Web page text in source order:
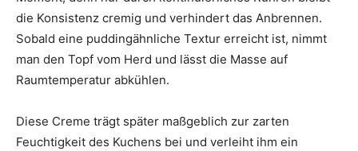
die Konsistenz cremig und verhindert das Anbrennen.
Sobald eine puddingähnliche Textur erreicht ist, nimmt
man den Topf vom Herd und lässt die Masse auf
Raumtemperatur abkühlen.
Diese Creme trägt später maßgeblich zur zarten
Feuchtigkeit des Kuchens bei und verleiht ihm ein